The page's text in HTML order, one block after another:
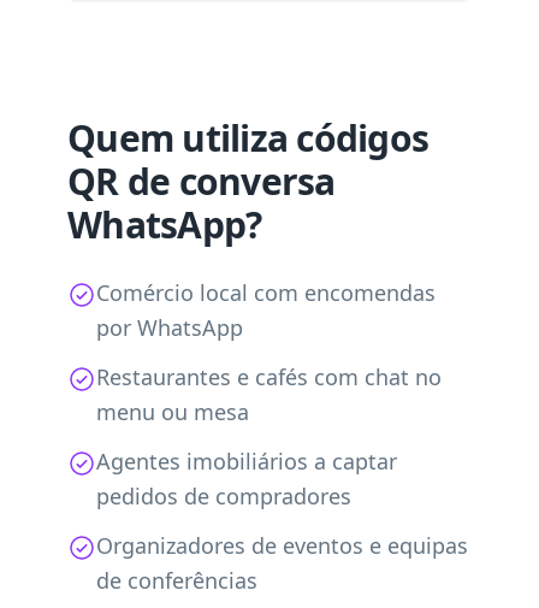
Quem utiliza códigos
QR de conversa
WhatsApp?
Comércio local com encomendas
por WhatsApp
Restaurantes e cafés com chat no
menu ou mesa
Agentes imobiliários a captar
pedidos de compradores
Organizadores de eventos e equipas
de conferências